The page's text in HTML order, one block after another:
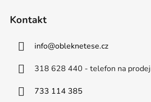
Kontakt
info@obleknetese.cz
318 628 440 - telefon na
733 114 385